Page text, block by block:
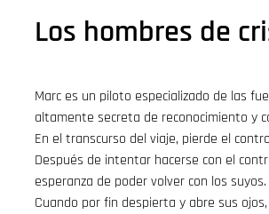
Los hombres de
Marc es un piloto especializado de las
altamente secreta de reconocimiento y
En el transcurso del viaje, pierde el
Después de intentar hacerse con el
esperanza de poder volver con los suyos.
Cuando por fin despierta y abre sus